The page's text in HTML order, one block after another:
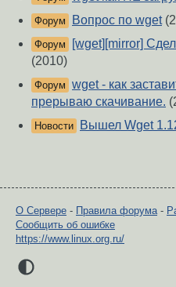
Форум Вопрос по wget
Форум
[wget][mirror]
(2010)
Форум wget - как
прерываю скачивание.
Новости Вышел Wget
О Сервере - Правила форума-
Сообщить об ошибке
https://www.linux.org.ru/